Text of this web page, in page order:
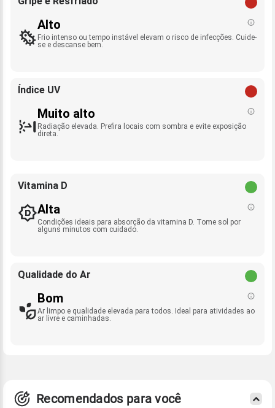
Alto
Frio intenso ou tempo instável elevam o risco de infecções. Cuide-
se e descanse bem.
Índice UV
Muito alto
Radiação elevada. Prefira locais com sombra e evite exposição
direta.
Vitamina D
Alta
Condições ideais para absorção da vitamina D. Tome sol por
alguns minutos com cuidado.
Qualidade do Ar
Bom
Ar limpo e qualidade elevada para todos. Ideal para atividades ao
ar livre e caminhadas.
Recomendados para você